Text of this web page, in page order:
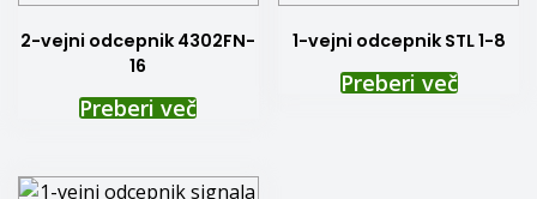
2-vejni odcepnik 4302FN-
16
Preberi več
1-vejni odcepnik STL 1-8
Preberi več